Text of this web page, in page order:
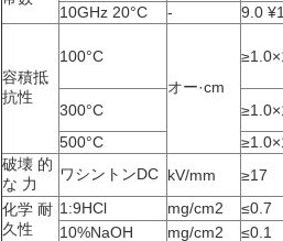
10GHz 20°C
- 9.0
容積抵
抗性
100°C
オー·cm
300°C
500°C
破壊 的
な 力
ワシントンDC kV/mm ≥17
化学 耐
久性
1:9HCl mg/cm2 ≤0.7
10%NaOH
mg/cm2 ≤0.1